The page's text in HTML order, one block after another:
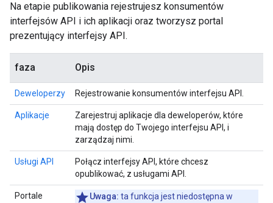
Na etapie publikowania rejestrujesz konsumentów
interfejsów API i ich aplikacji oraz tworzysz portal
prezentujący interfejsy API.
faza Opis
Deweloperzy Rejestrowanie konsumentów interfejsu API.
Aplikacje
Zarejestruj aplikacje dla deweloperów, które
mają dostęp do Twojego interfejsu API, i
zarządzaj nimi.
Usługi API
Połącz interfejsy API, które chcesz
opublikować, z usługami API.
Portale Uwaga: ta funkcja jest niedostępna w